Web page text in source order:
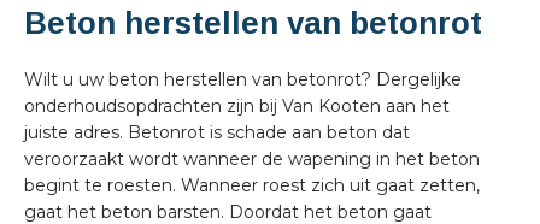
Beton herstellen van betonrot
Wilt u uw beton herstellen van betonrot? Dergelijke
onderhoudsopdrachten zijn bij Van Kooten aan het
juiste adres. Betonrot is schade aan beton dat
veroorzaakt wordt wanneer de wapening in het beton
begint te roesten. Wanneer roest zich uit gaat zetten,
gaat het beton barsten. Doordat het beton gaat